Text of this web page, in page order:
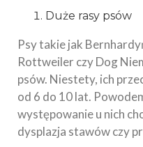
Duże rasy psów
Psy takie jak
Rottweiler czy Dog
psów. Niestety, ich
od 6 do 10 lat.
występowanie u nich
dysplazja stawów czy